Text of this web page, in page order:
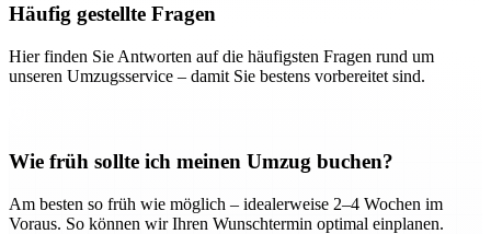
Häufig gestellte Fragen
Hier finden Sie Antworten auf die häufigsten Fragen rund um
unseren Umzugsservice – damit Sie bestens vorbereitet sind.
Wie früh sollte ich meinen Umzug buchen?
Am besten so früh wie möglich – idealerweise 2–4 Wochen im
Voraus. So können wir Ihren Wunschtermin optimal einplanen.